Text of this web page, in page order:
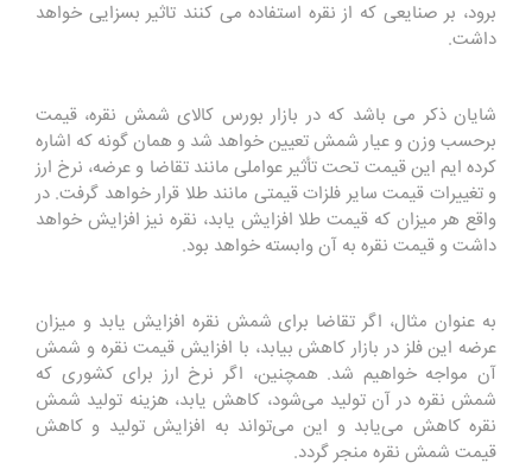
برود، بر صنایعی که از نقره استفاده می کنند تاثیر بسزایی خواهد
داشت.
شایان ذکر می باشد که در بازار بورس کالای شمش نقره، قیمت
برحسب وزن و عیار شمش تعیین خواهد شد و همان گونه که اشاره
کرده ایم این قیمت تحت تأثیر عواملی مانند تقاضا و عرضه، نرخ ارز
و تغییرات قیمت سایر فلزات قیمتی مانند طلا قرار خواهد گرفت. در
واقع هر میزان که قیمت طلا افزایش یابد، نقره نیز افزایش خواهد
داشت و قیمت نقره به آن وابسته خواهد بود.
به عنوان مثال، اگر تقاضا برای شمش نقره افزایش یابد و میزان
عرضه این فلز در بازار کاهش بیابد، با افزایش قیمت نقره و شمش
آن مواجه خواهیم شد. همچنین، اگر نرخ ارز برای کشوری که
شمش نقره در آن تولید می‌شود، کاهش یابد، هزینه تولید شمش
نقره کاهش می‌یابد و این می‌تواند به افزایش تولید و کاهش
قیمت شمش نقره منجر گردد.